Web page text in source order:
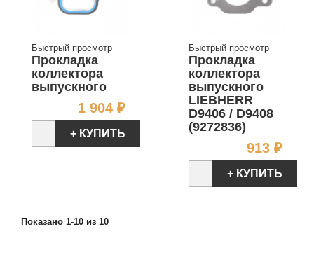
Быстрый просмотр
Прокладка
коллектора
выпускного
1 904 ₽Цена
+ КУПИТЬ
Быстрый просмотр
Прокладка
коллектора
выпускного
LIEBHERR
D9406 / D9408
(9272836)
913 ₽
+ КУПИТЬ
Показано 1-10 из 10